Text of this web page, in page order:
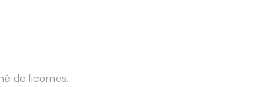
de licornes.